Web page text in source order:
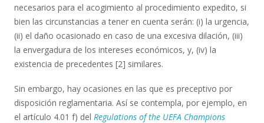
necesarios para el acogimiento al procedimiento expedito, si
bien las circunstancias a tener en cuenta serán: (i) la urgencia,
(ii) el daño ocasionado en caso de una excesiva dilación, (iii)
la envergadura de los intereses económicos, y, (iv) la
existencia de precedentes [2] similares.
Sin embargo, hay ocasiones en las que es preceptivo por
disposición reglamentaria. Así se contempla, por ejemplo, en
el artículo 4.01 f) del Regulations of the UEFA Champions